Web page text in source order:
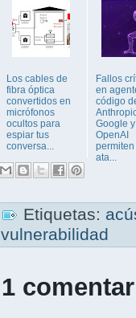
Los cables de
fibra óptica
convertidos en
micrófonos
ocultos para
espiar tus
conversa...
Fallos
en
código
Google y
OpenAI
ata...
Etiquetas:
vulnerabilidad
1